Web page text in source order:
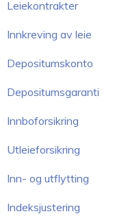
Leiekontrakter
Innkreving av leie
Depositumskonto
Depositumsgaranti
Innboforsikring
Utleieforsikring
Inn- og utflytting
Indeksjustering